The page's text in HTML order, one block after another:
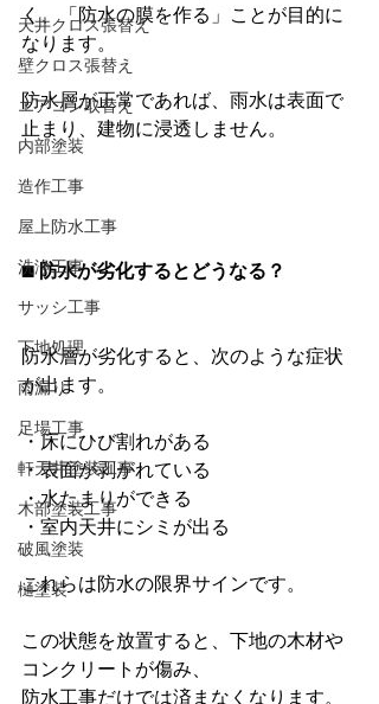
天井クロス張替え
壁クロス張替え
エアコン取替え
内部塗装
造作工事
屋上防水工事
洗浄工事
サッシ工事
下地処理
雨漏り
足場工事
軒天井塗装工事
木部塗装工事
破風塗装
樋塗装
く、「防水の膜を作る」ことが目的に
なります。
防水層が正常であれば、雨水は表面で
止まり、建物に浸透しません。
■ 防水が劣化するとどうなる？
防水層が劣化すると、次のような症状
が出ます。
・床にひび割れがある
・表面が剥がれている
・水たまりができる
・室内天井にシミが出る
これらは防水の限界サインです。
この状態を放置すると、下地の木材や
コンクリートが傷み、
防水工事だけでは済まなくなります。